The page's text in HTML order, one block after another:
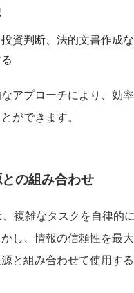
投資判断、法的文書作成
アプローチにより、効
ができます。
の組み合わせ
、複雑なタスクを自律的
し、情報の信頼性を最
と組み合わせて使用す